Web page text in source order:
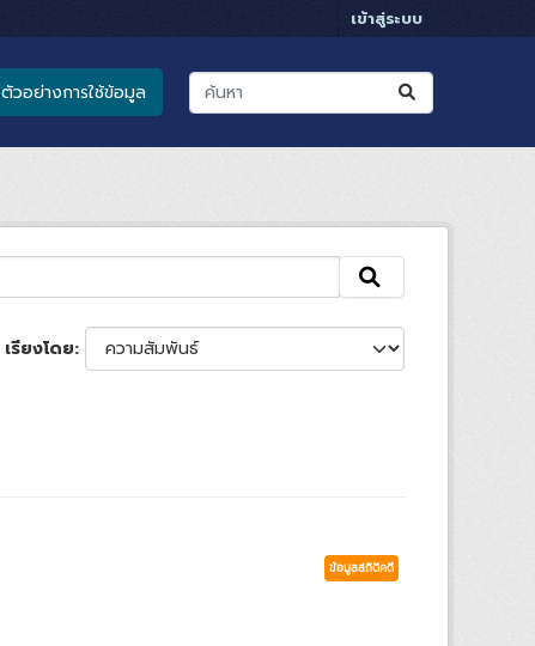
เข้าสู่ระบบ
ตัวอย่างการใช้ข้อมูล
เรียงโดย
ข้อมูลสถิติคดี